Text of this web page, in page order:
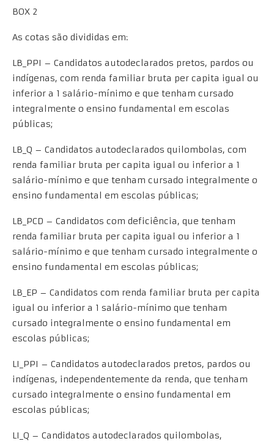
BOX 2
As cotas são divididas em:
LB_PPI – Candidatos autodeclarados pretos, pardos ou
indígenas, com renda familiar bruta per capita igual ou
inferior a 1 salário-mínimo e que tenham cursado
integralmente o ensino fundamental em escolas
públicas;
LB_Q – Candidatos autodeclarados quilombolas, com
renda familiar bruta per capita igual ou inferior a 1
salário-mínimo e que tenham cursado integralmente o
ensino fundamental em escolas públicas;
LB_PCD – Candidatos com deficiência, que tenham
renda familiar bruta per capita igual ou inferior a 1
salário-mínimo e que tenham cursado integralmente o
ensino fundamental em escolas públicas;
LB_EP – Candidatos com renda familiar bruta per capita
igual ou inferior a 1 salário-mínimo que tenham
cursado integralmente o ensino fundamental em
escolas públicas;
LI_PPI – Candidatos autodeclarados pretos, pardos ou
indígenas, independentemente da renda, que tenham
cursado integralmente o ensino fundamental em
escolas públicas;
LI_Q – Candidatos autodeclarados quilombolas,